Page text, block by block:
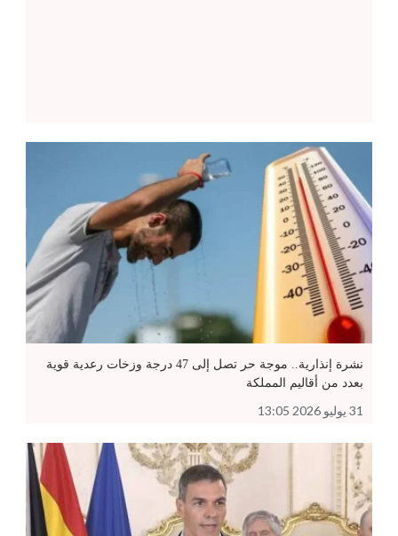
نشرة إنذارية.. موجة حر تصل إلى 47 درجة وزخات رعدية قوية
بعدد من أقاليم المملكة
31 يوليو 2026 13:05